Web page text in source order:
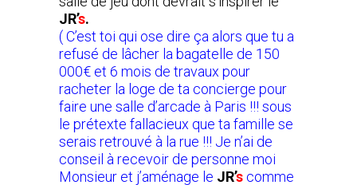
JR’s.
( C’est toi qui ose dire ça alors que tu a
refusé de lâcher la bagatelle de 150
000€ et 6 mois de travaux pour
racheter la loge de ta concierge pour
faire une salle d’arcade à Paris !!! sous
le prétexte fallacieux que ta famille se
serais retrouvé à la rue !!! Je n’ai de
conseil à recevoir de personne moi
Monsieur et j’aménage le JR’s comme